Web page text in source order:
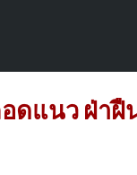
ดแนว ฝ่า